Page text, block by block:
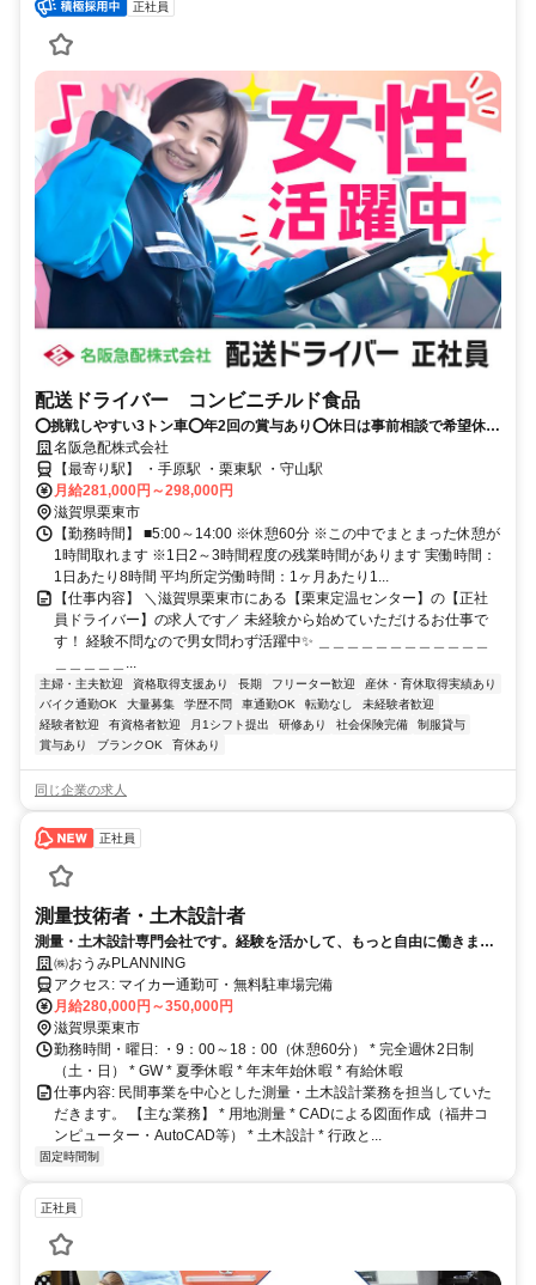
正社員
配送ドライバー コンビニチルド食品
⭕挑戦しやすい3トン車⭕年2回の賞与あり⭕休日は事前相談で希望休
OK⭕有給休暇も取得しやすい環境
名阪急配株式会社
【最寄り駅】 ・手原駅 ・栗東駅 ・守山駅
月給281,000円～298,000円
滋賀県栗東市
【勤務時間】 ■5:00～14:00 ※休憩60分 ※この中でまとまった休憩が
1時間取れます ※1日2～3時間程度の残業時間があります 実働時間：
1日あたり8時間 平均所定労働時間：1ヶ月あたり1...
【仕事内容】 ＼滋賀県栗東市にある【栗東定温センター】の【正社
員ドライバー】の求人です／ 未経験から始めていただけるお仕事で
す！ 経験不問なので男女問わず活躍中✨ ＿＿＿＿＿＿＿＿＿＿＿＿
＿＿＿＿＿...
主婦・主夫歓迎 資格取得支援あり 長期 フリーター歓迎
産休・育休取得実績あり
バイク通勤OK
大量募集 学歴不問 車通勤OK 転勤なし
未経験者歓迎
経験者歓迎
有資格者歓迎 月1シフト提出 研修あり 社会保険完備
制服貸与
賞与あり
ブランクOK 育休あり
同じ企業の求人
正社員
測量技術者・土木設計者
測量・土木設計専門会社です。経験を活かして、もっと自由に働きませ
んか？少人数だからこそ、一人ひとりの技術を大切にしています。
㈱おうみPLANNING
アクセス: マイカー通勤可・無料駐車場完備
月給280,000円～350,000円
滋賀県栗東市
勤務時間・曜日: ・9：00～18：00（休憩60分） * 完全週休2日制
（土・日） * GW * 夏季休暇 * 年末年始休暇 * 有給休暇
仕事内容: 民間事業を中心とした測量・土木設計業務を担当していた
だきます。 【主な業務】 * 用地測量 * CADによる図面作成（福井コ
ンピューター・AutoCAD等） * 土木設計 * 行政と...
固定時間制
正社員